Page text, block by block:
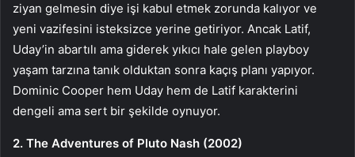
ziyan gelmesin diye işi kabul etmek zorunda kalıyor ve
yeni vazifesini isteksizce yerine getiriyor. Ancak Latif,
Uday’in abartılı ama giderek yıkıcı hale gelen playboy
yaşam tarzına tanık olduktan sonra kaçış planı yapıyor.
Dominic Cooper hem Uday hem de Latif karakterini
dengeli ama sert bir şekilde oynuyor.
2. The Adventures of Pluto Nash (2002)